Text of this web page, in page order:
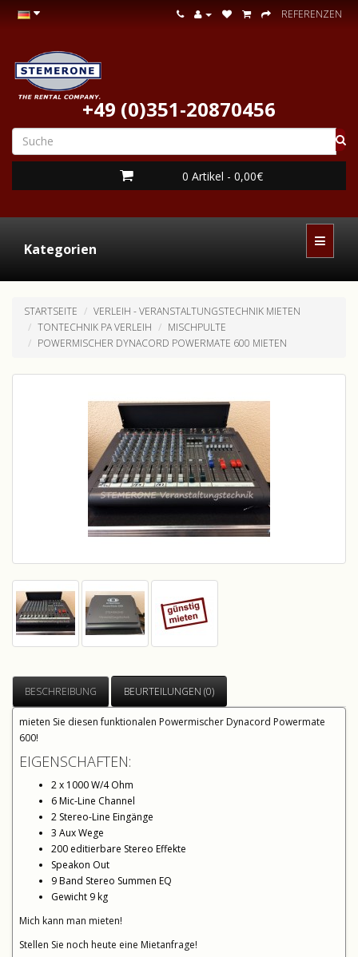
REFERENZEN
+49 (0)351-20870456
0 Artikel - 0,00€
Kategorien
STARTSEITE
VERLEIH - VERANSTALTUNGSTECHNIK MIETEN
TONTECHNIK PA VERLEIH
MISCHPULTE
POWERMISCHER DYNACORD POWERMATE 600 MIETEN
BESCHREIBUNG BEURTEILUNGEN (0)
mieten Sie diesen funktionalen Powermischer Dynacord Powermate
600!
EIGENSCHAFTEN:
2 x 1000 W/4 Ohm
6 Mic-Line Channel
2 Stereo-Line Eingänge
3 Aux Wege
200 editierbare Stereo Effekte
Speakon Out
9 Band Stereo Summen EQ
Gewicht 9 kg
Mich kann man mieten!
Stellen Sie noch heute eine Mietanfrage!